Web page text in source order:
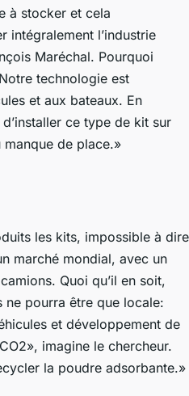
à stocker et cela
intégralement l’industrie
Maréchal. Pourquoi
technologie est
et aux bateaux. En
ce type de kit sur
de place.»
les kits, impossible à dire
marché mondial, avec un
Quoi qu’il en soit,
pourra être que locale:
et développement de
imagine le chercheur.
la poudre adsorbante.»